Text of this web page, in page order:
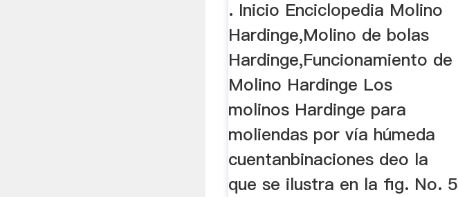
. Inicio Enciclopedia Molino
Hardinge,Molino de bolas
Hardinge,Funcionamiento de
Molino Hardinge Los
molinos Hardinge para
moliendas por vía húmeda
cuentanbinaciones deo la
que se ilustra en la fig. No. 5